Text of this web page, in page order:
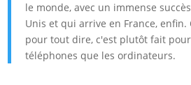
le monde, avec un immense
Unis et qui arrive en France, enfin.
pour tout dire, c'est plutôt fait
téléphones que les ordinateurs.